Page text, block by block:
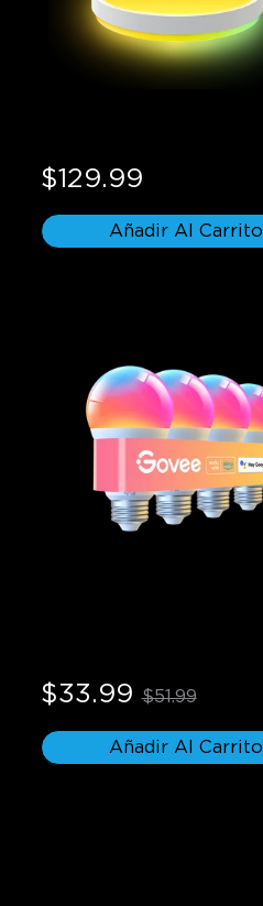
$129.99
Añadir Al Carrito
$33.99 $51.99
Añadir Al Carrito